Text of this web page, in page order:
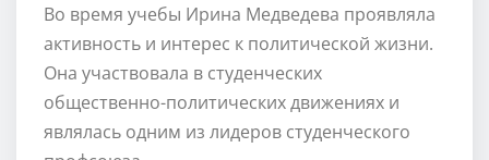
Во время учебы Ирина Медведева проявляла
активность и интерес к политической жизни.
Она участвовала в студенческих
общественно-политических движениях и
являлась одним из лидеров студенческого